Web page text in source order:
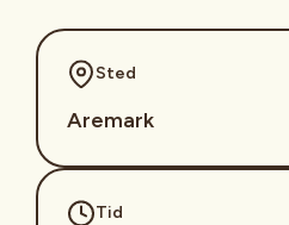
Sted
Aremark
Tid